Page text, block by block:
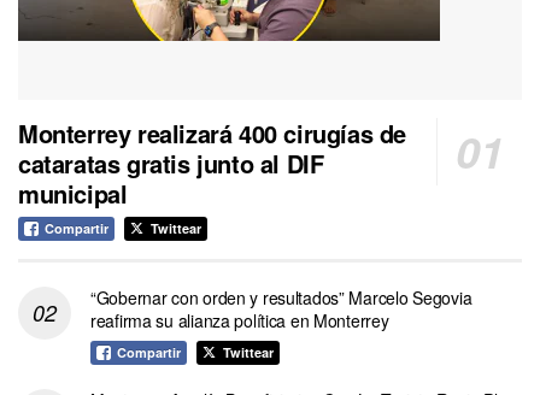
Monterrey realizará 400 cirugías de
cataratas gratis junto al DIF
municipal
Compartir Twittear
“Gobernar con orden y resultados” Marcelo Segovia
reafirma su alianza política en Monterrey
Compartir Twittear